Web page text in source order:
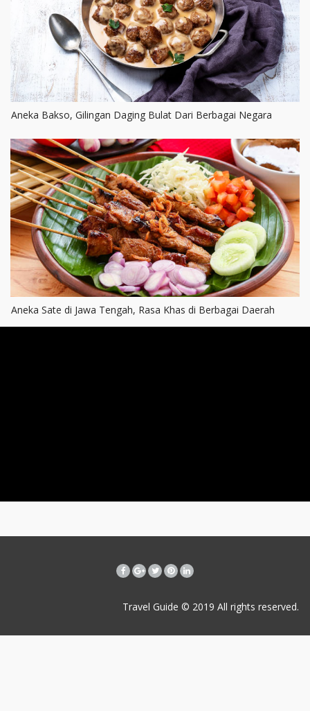
Aneka Bakso, Gilingan Daging Bulat Dari Berbagai Negara
Aneka Sate di Jawa Tengah, Rasa Khas di Berbagai Daerah
Travel Guide © 2019 All rights reserved.